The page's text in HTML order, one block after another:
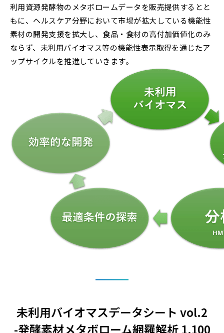
利用資源発酵物のメタボロームデータを販売提供するとと
もに、ヘルスケア分野において市場が拡大している機能性
素材の開発支援を拡大し、食品・食材の高付加価値化のみ
ならず、未利用バイオマス等の機能性表示取得を通じたア
ップサイクルを推進していきます。
未利用バイオマスデータシート vol.2
-発酵素材メタボローム網羅解析 1,100